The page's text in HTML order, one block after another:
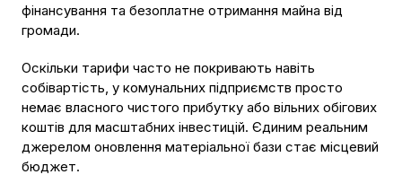
фінансування та безоплатне отримання майна від
громади.
Оскільки тарифи часто не покривають навіть
собівартість, у комунальних підприємств просто
немає власного чистого прибутку або вільних обігових
коштів для масштабних інвестицій. Єдиним реальним
джерелом оновлення матеріальної бази стає місцевий
бюджет.